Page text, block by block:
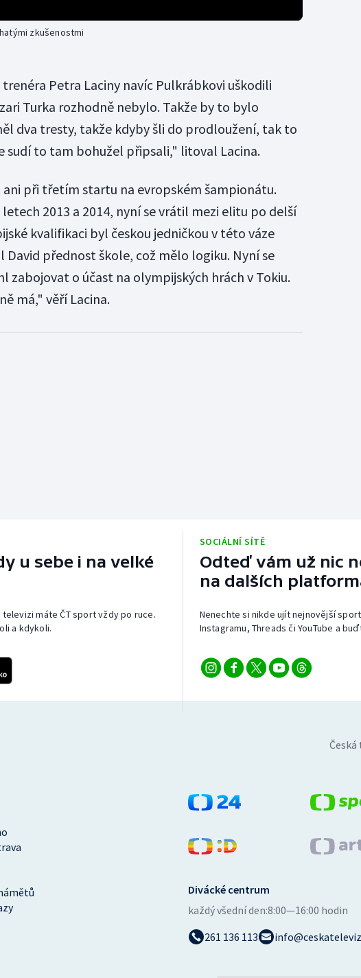
zkušenostmi
Petra Laciny navíc Pulkrábkovi uškodili
Turka rozhodně nebylo. Takže by to bylo
dva tresty, takže kdyby šli do prodloužení, tak to
sudí to tam bohužel připsali," litoval Lacina.
při třetím startu na evropském šampionátu.
2013 a 2014, nyní se vrátil mezi elitu po delší
kvalifikaci byl českou jedničkou v této váze
David přednost škole, což mělo logiku. Nyní se
zabojovat o účast na olympijských hrách v Tokiu.
má," věří Lacina.
u sebe i na velké
televizi máte ČT sport vždy po ruce.
a kdykoli.
SOCIÁLNÍ SÍTĚ
Odteď vám už nic
na dalších
Nenechte si nikde ujít nejnovější
Instagramu, Threads či YouTube a
Divácké centrum
každý všední den:8:00—16:00 hodin
261 136 113